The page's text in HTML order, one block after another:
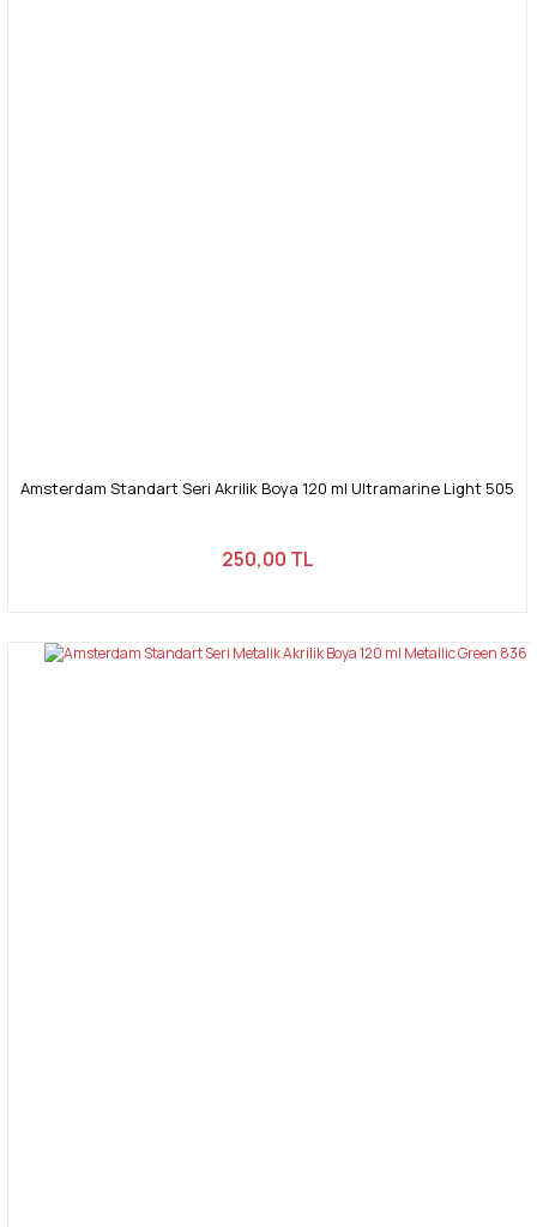
Amsterdam Standart Seri Akrilik Boya 120 ml Ultramarine Light 505
250,00 TL